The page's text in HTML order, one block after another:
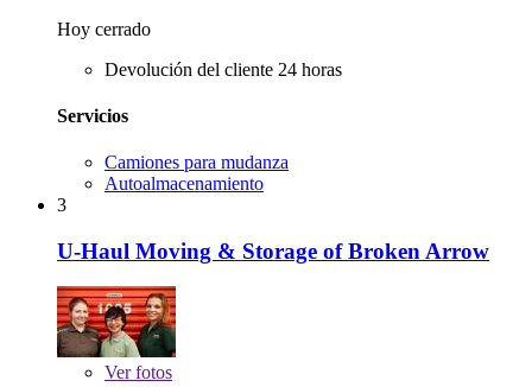
Hoy cerrado
Devolución del cliente 24 horas
Servicios
Camiones para mudanza
Autoalmacenamiento
3
U-Haul Moving & Storage of Broken Arrow
Verfotos